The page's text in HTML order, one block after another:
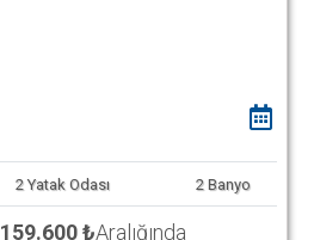
2 Yatak Odası 2 Banyo
159.600 ₺Aralığında